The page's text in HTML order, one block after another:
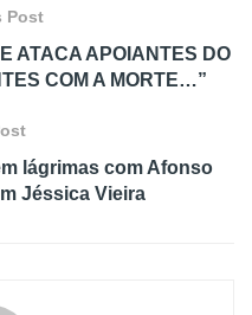
Post
ATACA APOIANTES DO
COM A MORTE…”
lágrimas com Afonso
Jéssica Vieira